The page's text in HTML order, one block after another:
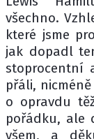
všechno.
které jsme
jak dopadl
stoprocentní
přáli,
o opravdu
pořádku, ale
všem, a